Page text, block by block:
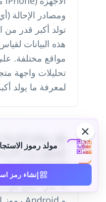
ومصادر الإحالة
تولد أكبر قدر من
هذه البيانات
مواقع مختلفة.
تحليلات واجهة
لمعرفة ما يولد
لمسح رمز
لصفحة عملي؟
مولد رموز
إنشاء رمز